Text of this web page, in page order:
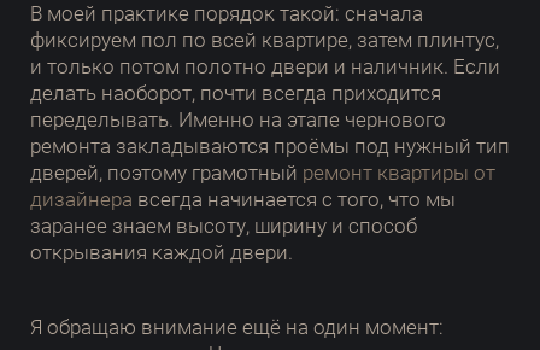
В моей практике порядок такой: сначала
фиксируем пол по всей квартире, затем плинтус,
и только потом полотно двери и наличник. Если
делать наоборот, почти всегда приходится
переделывать. Именно на этапе чернового
ремонта закладываются проёмы под нужный тип
дверей, поэтому грамотный ремонт квартиры от
дизайнера всегда начинается с того, что мы
заранее знаем высоту, ширину и способ
открывания каждой двери.
Я обращаю внимание ещё на один момент: